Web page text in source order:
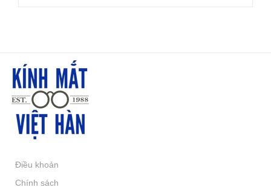
Điều khoản
Chính sách